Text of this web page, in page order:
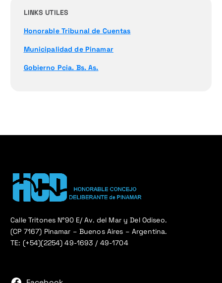
LINKS UTILES
Honorable Tribunal de Cuentas
Municipalidad de Pinamar
Gobierno Pcia. Bs. As.
Calle Tritones N°90 E/ Av. del Mar y Del Odiseo.
(CP 7167) Pinamar – Buenos Aires – Argentina.
TE: (+54)(2254) 49-1693 / 49-1704